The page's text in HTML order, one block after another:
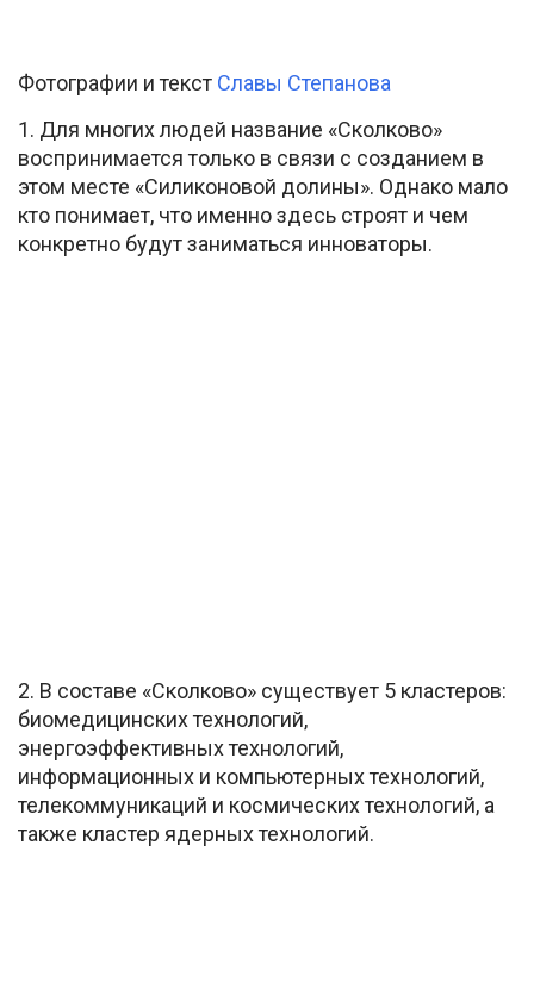
Фотографии и текст Славы Степанова
1. Для многих людей название «Сколково»
воспринимается только в связи с созданием в
этом месте «Силиконовой долины». Однако мало
кто понимает, что именно здесь строят и чем
конкретно будут заниматься инноваторы.
2. В составе «Сколково» существует 5 кластеров:
биомедицинских технологий,
энергоэффективных технологий,
информационных и компьютерных технологий,
телекоммуникаций и космических технологий, а
также кластер ядерных технологий.